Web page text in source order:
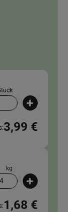
verringern
3,99 €
kg
verringern
1,68 €